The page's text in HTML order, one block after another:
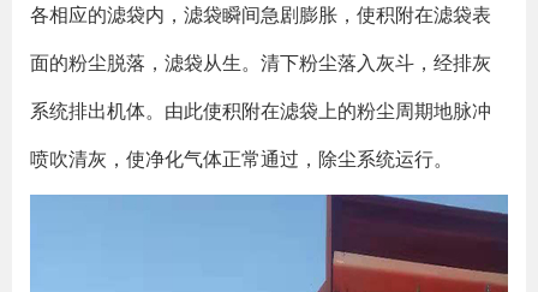
各相应的滤袋内，滤袋瞬间急剧膨胀，使积附在滤袋表
面的粉尘脱落，滤袋从生。清下粉尘落入灰斗，经排灰
系统排出机体。由此使积附在滤袋上的粉尘周期地脉冲
喷吹清灰，使净化气体正常通过，除尘系统运行。